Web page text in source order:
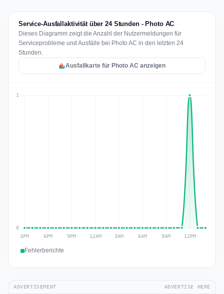
Service-Ausfallaktivität über 24 Stunden - Photo AC
Dieses Diagramm zeigt die Anzahl der Nutzermeldungen für
Serviceprobleme und Ausfälle bei Photo AC in den letzten 24
Stunden.
Ausfallkarte für Photo AC anzeigen
Fehlerberichte
ADVERTISEMENT ADVERTISE HERE